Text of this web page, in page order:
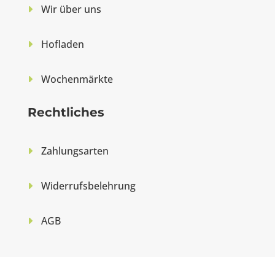
Wir über uns
Hofladen
Wochenmärkte
Rechtliches
Zahlungsarten
Widerrufsbelehrung
AGB